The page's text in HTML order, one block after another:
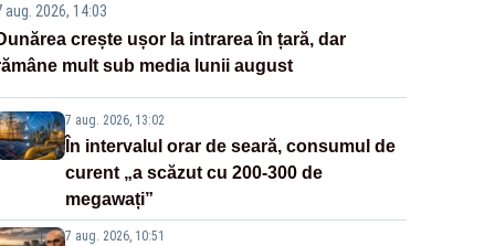
aug. 2026, 14:03
crește ușor la intrarea în țară, dar
mult sub media lunii august
7 aug. 2026, 13:02
În intervalul orar de seară, consumul de
curent „a scăzut cu 200-300 de
megawați”
7 aug. 2026, 10:51